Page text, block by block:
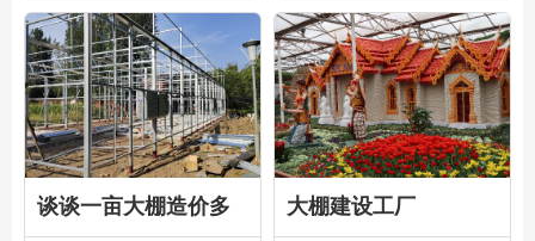
谈谈一亩大棚造价多
大棚建设工厂